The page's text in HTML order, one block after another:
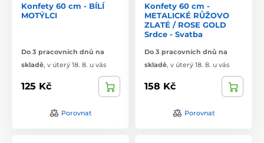
Konfety 60 cm - BÍLÍ
MOTÝLCI
Do 3 pracovních dnů na
skladě, v úterý 18. 8. u vás
125 Kč
Porovnat
Konfety 60 cm -
METALICKÉ RŮŽOVO
ZLATÉ / ROSE GOLD
Srdce - Svatba
Do 3 pracovních dnů na
skladě, v úterý 18. 8. u vás
158 Kč
Porovnat